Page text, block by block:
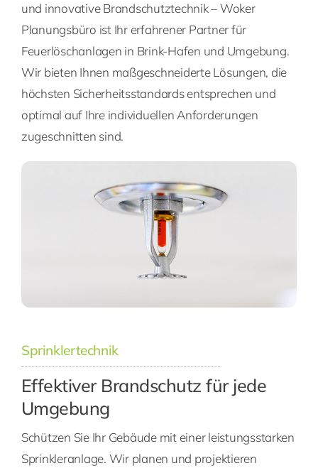
und innovative Brandschutztechnik – Woker
Planungsbüro ist Ihr erfahrener Partner für
Feuerlöschanlagen in Brink-Hafen und Umgebung.
Wir bieten Ihnen maßgeschneiderte Lösungen, die
höchsten Sicherheitsstandards entsprechen und
optimal auf Ihre individuellen Anforderungen
zugeschnitten sind.
Sprinklertechnik
Effektiver Brandschutz für jede
Umgebung
Schützen Sie Ihr Gebäude mit einer leistungsstarken
Sprinkleranlage. Wir planen und projektieren